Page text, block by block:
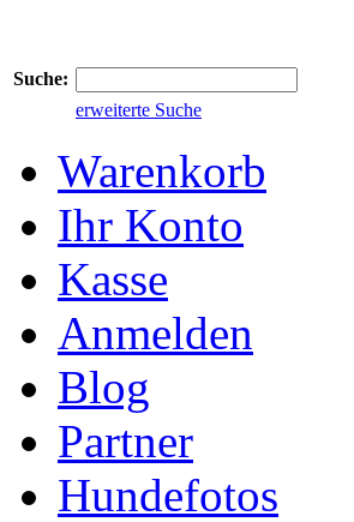
Suche:
erweiterte Suche
Warenkorb
Ihr Konto
Kasse
Anmelden
Blog
Partner
Hundefotos